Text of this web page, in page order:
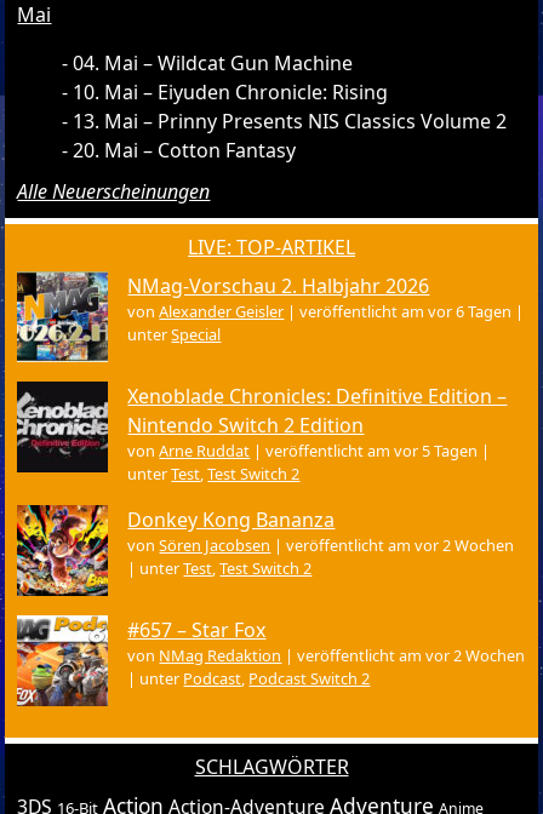
Mai
04. Mai – Wildcat Gun Machine
10. Mai – Eiyuden Chronicle: Rising
13. Mai – Prinny Presents NIS Classics Volume 2
20. Mai – Cotton Fantasy
Alle Neuerscheinungen
LIVE: TOP-ARTIKEL
NMag-Vorschau 2. Halbjahr 2026
vonAlexander Geisler |veröffentlicht am vor 6 Tagen |
unterSpecial
Xenoblade Chronicles: Definitive Edition –
Nintendo Switch 2 Edition
vonArne Ruddat |veröffentlicht am vor 5 Tagen |
unterTest,Test Switch 2
Donkey Kong Bananza
vonSören Jacobsen |veröffentlicht am vor 2 Wochen
| unterTest,Test Switch 2
#657 – Star Fox
von NMag Redaktion |veröffentlicht am vor 2 Wochen
| unter Podcast, Podcast Switch 2
SCHLAGWÖRTER
3DS 16-Bit Action Action-Adventure Adventure Anime